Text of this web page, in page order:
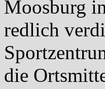
Moosburg
redlich
die